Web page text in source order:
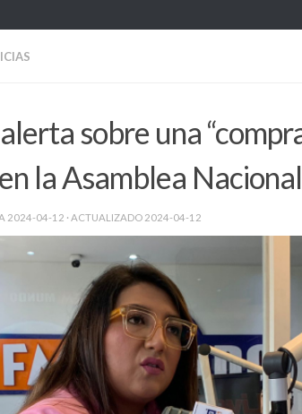
sobre una
la Asamblea Nacional
2024-04-12 · ACTUALIZADO 2024-04-12